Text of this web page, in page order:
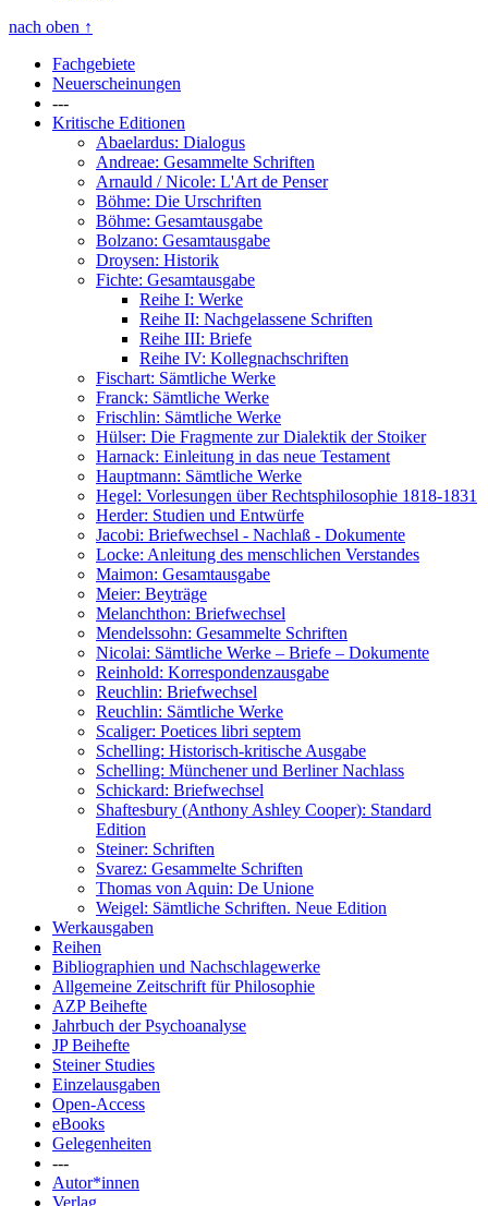
nach oben ↑
Fachgebiete
Neuerscheinungen
---
Kritische Editionen
Abaelardus: Dialogus
Andreae: Gesammelte Schriften
Arnauld / Nicole: L'Art de Penser
Böhme: Die Urschriften
Böhme: Gesamtausgabe
Bolzano: Gesamtausgabe
Droysen: Historik
Fichte: Gesamtausgabe
Reihe I: Werke
Reihe II: Nachgelassene Schriften
Reihe III: Briefe
Reihe IV: Kollegnachschriften
Fischart: Sämtliche Werke
Franck: Sämtliche Werke
Frischlin: Sämtliche Werke
Hülser: Die Fragmente zur Dialektik der Stoiker
Harnack: Einleitung in das neue Testament
Hauptmann: Sämtliche Werke
Hegel: Vorlesungen über Rechtsphilosophie 1818-1831
Herder: Studien und Entwürfe
Jacobi: Briefwechsel - Nachlaß - Dokumente
Locke: Anleitung des menschlichen Verstandes
Maimon: Gesamtausgabe
Meier: Beyträge
Melanchthon: Briefwechsel
Mendelssohn: Gesammelte Schriften
Nicolai: Sämtliche Werke – Briefe – Dokumente
Reinhold: Korrespondenzausgabe
Reuchlin: Briefwechsel
Reuchlin: Sämtliche Werke
Scaliger: Poetices libri septem
Schelling: Historisch-kritische Ausgabe
Schelling: Münchener und Berliner Nachlass
Schickard: Briefwechsel
Shaftesbury (Anthony Ashley Cooper): Standard
Edition
Steiner: Schriften
Svarez: Gesammelte Schriften
Thomas von Aquin: De Unione
Weigel: Sämtliche Schriften. Neue Edition
Werkausgaben
Reihen
Bibliographien und Nachschlagewerke
Allgemeine Zeitschrift für Philosophie
AZP Beihefte
Jahrbuch der Psychoanalyse
JP Beihefte
Steiner Studies
Einzelausgaben
Open-Access
eBooks
Gelegenheiten
---
Autor*innen
Verlag